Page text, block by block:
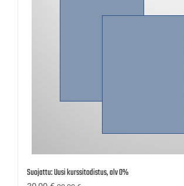
Suojattu: Uusi kurssitodistus, alv 0%